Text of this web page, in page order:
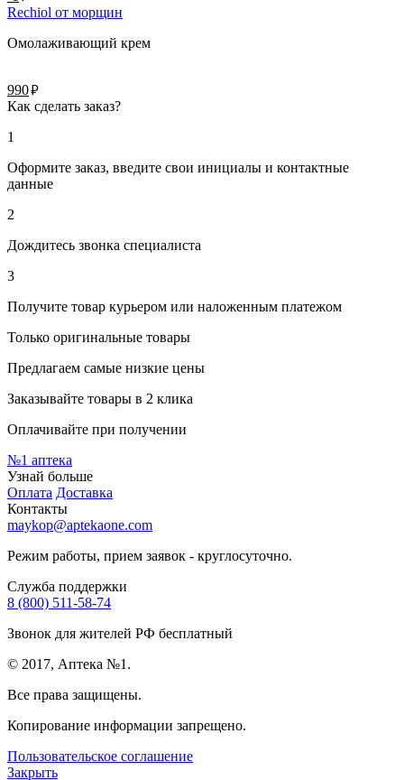
Rechiol от морщин
Омолаживающий крем
990руб.
Как сделать заказ?
1
Оформите заказ, введите свои инициалы и контактные
данные
2
Дождитесь звонка специалиста
3
Получите товар курьером или наложенным платежом
Только оригинальные товары
Предлагаем самые низкие цены
Заказывайте товары в 2 клика
Оплачивайте при получении
№1 аптека
Узнай больше
Оплата Доставка
Контакты
maykop@aptekaone.com
Режим работы, прием заявок - круглосуточно.
Служба поддержки
8 (800) 511-58-74
Звонок для жителей РФ бесплатный
© 2017, Аптека №1.
Все права защищены.
Копирование информации запрещено.
Пользовательское соглашение
Закрыть